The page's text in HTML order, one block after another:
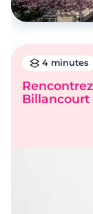
4 minutes
Billancourt